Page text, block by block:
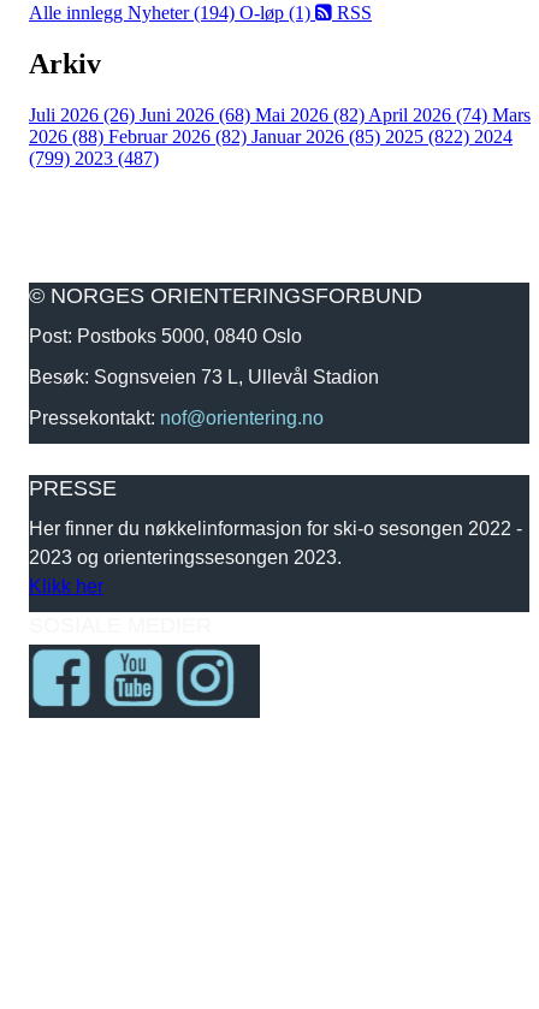
Alle innlegg Nyheter (194) O-løp (1) RSS
Arkiv
Juli 2026 (26) Juni 2026 (68) Mai 2026 (82) April 2026 (74) Mars
2026 (88) Februar 2026 (82) Januar 2026 (85) 2025 (822) 2024
(799) 2023 (487)
© NORGES ORIENTERINGSFORBUND
Post: Postboks 5000, 0840 Oslo
Besøk: Sognsveien 73 L, Ullevål Stadion
Pressekontakt: nof@orientering.no
PRESSE
Her finner du nøkkelinformasjon for ski-o sesongen 2022 -
2023 og orienteringssesongen 2023.
Klikk her